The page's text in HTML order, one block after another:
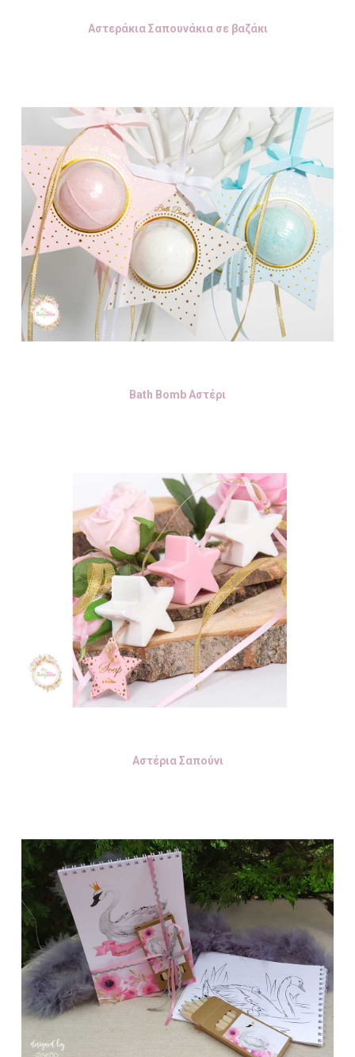
Αστεράκια Σαπουνάκια σε βαζάκι
Bath Bomb Αστέρι
Αστέρια Σαπούνι